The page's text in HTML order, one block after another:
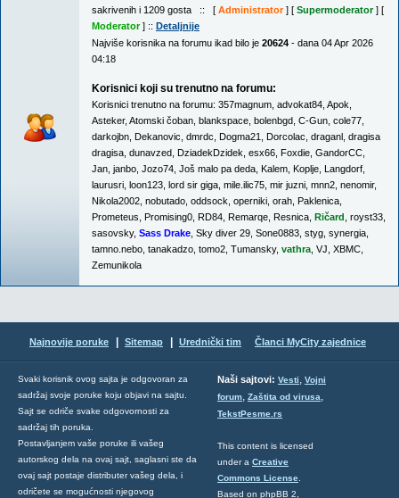
sakrivenih i 1209 gosta :: [ Administrator] [ Supermoderator] [
Moderator] :: Detaljnije
Najviše korisnika na forumu ikad bilo je 20624 - dana 04 Apr 2026
04:18
Korisnici koji su trenutno na forumu:
Korisnici trenutno na forumu: 357magnum advokat84 Apok
Asteker, Atomski čoban blankspace bolenbgd C-Gun cole77
darkojbn Dekanovic dmrdc Dogma21 Dorcolac draganl dragisa
dragisa dunavzed DziadekDzidek esx66 Foxdie GandorCC
Jan janbo Jozo74 Još malo pa deda Kalem Koplje Langdorf
laurusri loon123 lord sir giga mile.ilic75 mir juzni mnn2 nenomir,
Nikola2002 nobutado oddsock operniki orah Paklenica
Prometeus Promising0 RD84 Remarqe Resnica Ričard royst33
sasovsky, Sass Drake Sky diver 29 Sone0883 styg synergia
tamno.nebo tanakadzo tomo2 Tumansky, vathra VJ XBMC
Zemunikola
Najnovije poruke Sitemap Urednički tim Članci MyCity zajednice
Svaki korisnik ovog sajta je odgovoran za
sadržaj svoje poruke koju objavi na sajtu.
Sajt se odriče svake odgovornosti za
sadržaj tih poruka.
Postavljanjem vaše poruke ili vašeg
autorskog dela na ovaj sajt, saglasni ste da
ovaj sajt postaje distributer vašeg dela, i
odričete se mogućnosti njegovog
Naši sajtovi: Vesti, Vojni
forum, Zaštita od virusa,
TekstPesme.rs
This content is licensed
under a Creative
Commons License
Based on phpBB 2,